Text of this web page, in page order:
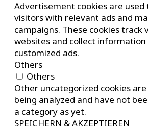
Advertisement cookies are used
visitors with relevant ads and
campaigns. These cookies track
websites and collect
customized ads.
Others
Others
Other uncategorized cookies
being analyzed and have not
a category as yet.
SPEICHERN & AKZEPTIEREN